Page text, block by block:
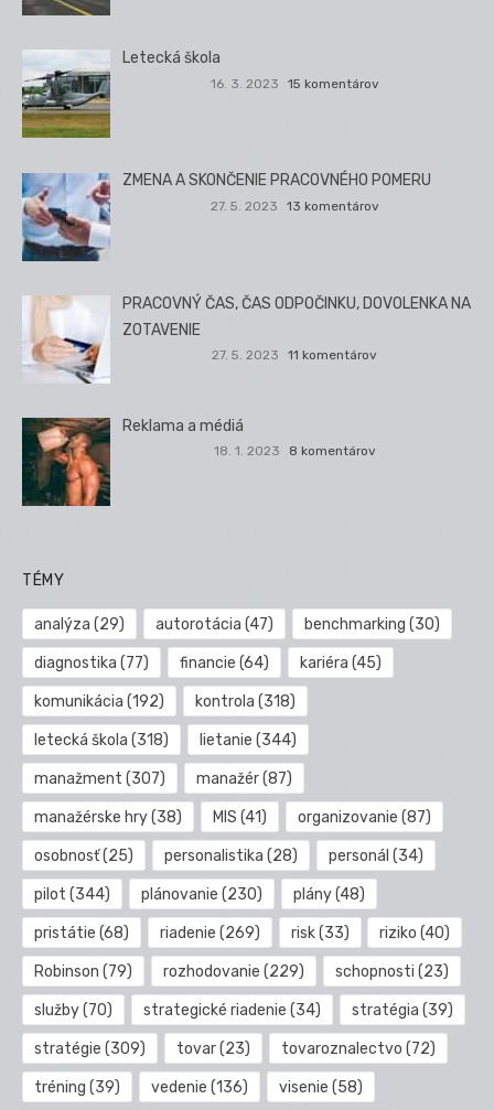
Letecká škola
16. 3. 2023 15 komentárov
ZMENA A SKONČENIE PRACOVNÉHO POMERU
27. 5. 2023 13 komentárov
PRACOVNÝ ČAS, ČAS ODPOČINKU, DOVOLENKA NA
ZOTAVENIE
27. 5. 2023 11 komentárov
Reklama a médiá
18. 1. 2023 8 komentárov
TÉMY
analýza (29) autorotácia (47) benchmarking (30)
diagnostika (77) financie (64) kariéra (45)
komunikácia (192) kontrola (318)
letecká škola (318) lietanie (344)
manažment (307) manažér(87)
manažérske hry(38) MIS (41) organizovanie (87)
osobnosť(25) personalistika (28) personál (34)
pilot (344) plánovanie (230) plány(48)
pristátie (68) riadenie (269) risk(33) riziko (40)
Robinson (79) rozhodovanie (229) schopnosti (23)
služby(70) strategické riadenie (34) stratégia (39)
stratégie (309) tovar(23) tovaroznalectvo (72)
tréning (39) vedenie (136) visenie (58)